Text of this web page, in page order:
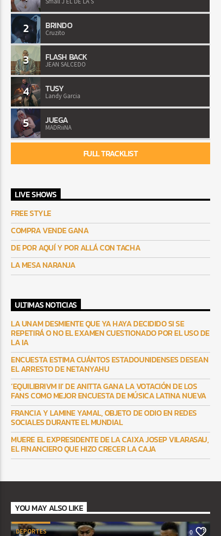
2 BRINDO
Cruzito
3 FLASH BACK
JEAN SALCEDO
4 TUSY
Landy Garcia
5 JUEGA
MADRiiNA
FULL TRACKLIST
LIVE SHOWS
FREE STYLE
COMPRA VENDE GANA
DE POR AQUÍ Y POR ALLÁ CON TACHA
LA MESA NARANJA
ULTIMAS NOTICIAS
LA UNAM DESMIENTE QUE YA HAYA DECIDIDO SI SE
REPETIRÁ O NO EL EXAMEN CUESTIONADO POR EL USO DE
LA IA
ENCUESTA ESTIMA CUÁNTOS ESTADOUNIDENSES DESEAN
EL ARRESTO DE NETANYAHU
‘EQUILIBRIVM II’ DE ANITTA GANA LA VOTACIÓN DE LOS
FANS COMO MEJOR ENCUESTA DE MÚSICA LATINA NUEVA
FRANCIA Y LAMINE YAMAL, OBJETO DE ODIO EN REDES
SOCIALES DURANTE EL MUNDIAL
MUERE EL EXPRESIDENTE DE LA CAIXA JOSEP VILARASAU,
EL FINANCIERO QUE HIZO CRECER LA CAJA
YOU MAY ALSO LIKE
DEPORTES 0